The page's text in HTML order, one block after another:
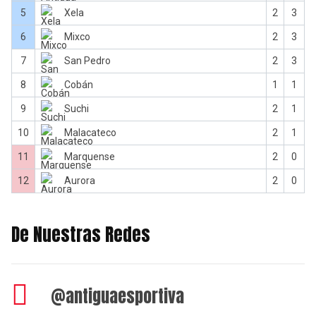
5 Xela 2 3
6 Mixco 2 3
7 San Pedro 2 3
8 Cobán 1 1
9 Suchi 2 1
10 Malacateco 2 1
11 Marquense 2 0
12 Aurora 2 0
De Nuestras Redes
@antiguaesportiva